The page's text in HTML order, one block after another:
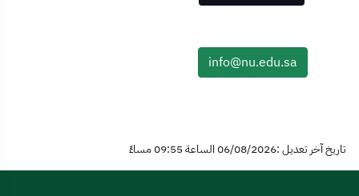
info@nu.edu.sa
تاريخ آخر تعديل :06/08/2026 الساعة 09:55 مساءً